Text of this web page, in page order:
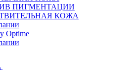
ПИГМЕНТАЦИИ
КОЖА
Optime